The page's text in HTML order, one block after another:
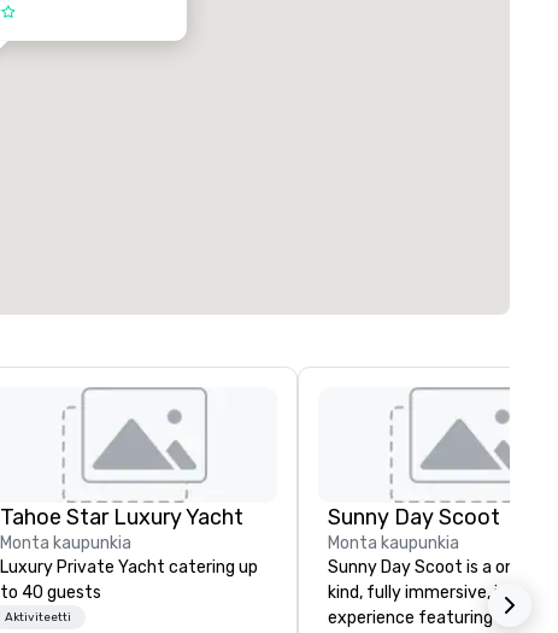
Tahoe Star Luxury Yacht
Monta kaupunkia
Luxury Private Yacht catering up
to 40 guests
Aktiviteetti
Sunny Day Scoot
Monta kaupunkia
Sunny Day Scoot is a one-
kind, fully immersive,
experience featuring the